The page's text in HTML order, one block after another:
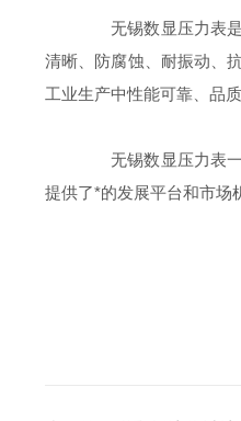
无锡数显压力表是
清晰、防腐蚀、耐振动、
工业生产中性能可靠、品
无锡数显压力表一
提供了*的发展平台和市场